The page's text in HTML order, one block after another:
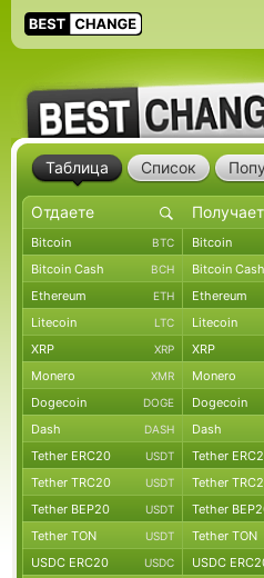
Таблица Список
Bitcoin BTC Bitcoin
Bitcoin Cash BCH Bitcoin Cash
Ethereum ETH Ethereum
Litecoin LTC Litecoin
XRP XRP XRP
Monero XMR Monero
Dogecoin DOGE Dogecoin
Dash DASH Dash
Tether ERC20 USDT Tether
Tether TRC20 USDT Tether
Tether BEP20 USDT Tether
Tether TON USDT Tether TON
USDC ERC20 USDC USDC